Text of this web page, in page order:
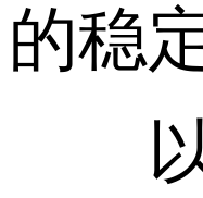
的稳
以